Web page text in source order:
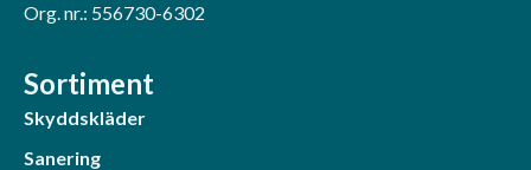
Org. nr.: 556730-6302
Sortiment
Skyddskläder
Sanering